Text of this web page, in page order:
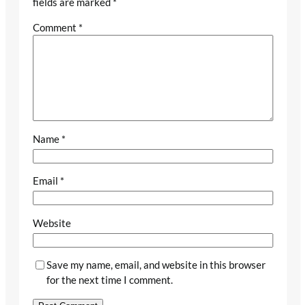
Comment *
Name *
Email *
Website
Save my name, email, and website in this browser
for the next time I comment.